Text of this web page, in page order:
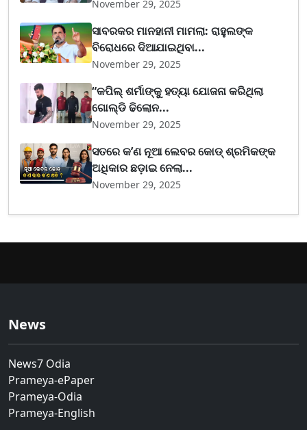
November 29, 2025
ସାବରକର ମାନହାନୀ ମାମଲା: ରାହୁଲଙ୍କ
ବିରୋଧରେ ଦିଆଯାଇଥିବା...
November 29, 2025
“କପିଲ୍ ଶର୍ମାଙ୍କୁ ହତ୍ୟା ଯୋଜନା କରିଥିଲା
ଗୋଲ୍ଡି ଢିଲୋନ...
November 29, 2025
ସତରେ କ’ଣ ନୂଆ ଲେବର କୋଡ୍‌ ଶ୍ରମିକଙ୍କ
ଅଧିକାର ଛଡ଼ାଇ ନେଲା...
November 29, 2025
News
News7 Odia
Prameya-ePaper
Prameya-Odia
Prameya-English